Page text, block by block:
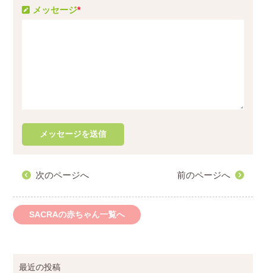
メッセージ*
次のページへ 前のページへ
SACRAの赤ちゃん一覧へ
最近の投稿